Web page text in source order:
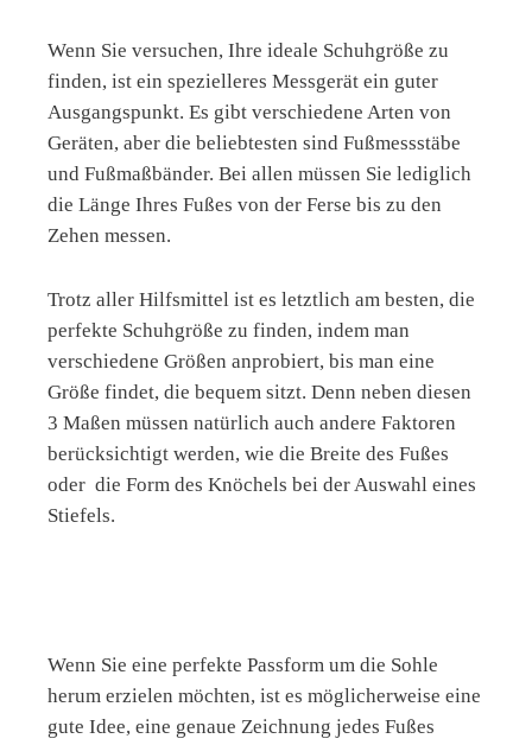
Wenn Sie versuchen, Ihre ideale Schuhgröße zu
finden, ist ein spezielleres Messgerät ein guter
Ausgangspunkt. Es gibt verschiedene Arten von
Geräten, aber die beliebtesten sind Fußmessstäbe
und Fußmaßbänder. Bei allen müssen Sie lediglich
die Länge Ihres Fußes von der Ferse bis zu den
Zehen messen.
Trotz aller Hilfsmittel ist es letztlich am besten, die
perfekte Schuhgröße zu finden, indem man
verschiedene Größen anprobiert, bis man eine
Größe findet, die bequem sitzt. Denn neben diesen
3 Maßen müssen natürlich auch andere Faktoren
berücksichtigt werden, wie die Breite des Fußes
oder die Form des Knöchels bei der Auswahl eines
Stiefels.
Wenn Sie eine perfekte Passform um die Sohle
herum erzielen möchten, ist es möglicherweise eine
gute Idee, eine genaue Zeichnung jedes Fußes